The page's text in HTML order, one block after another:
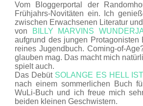
Vom Bloggerportal der
Frühjahrs-Novitäten ein. Ich
zwischen Erwachsenen Literatur
von
BILLY MARVINS
aufgrund des jungen
reines Jugendbuch. Coming-of-
glauben mag. Das macht mich
spielt auch.
Das Debüt SOLANGE ES HELL
nach einem sommerlichen Buch
WuLi-Buch und ich freue mich
beiden kleinen Geschwistern.